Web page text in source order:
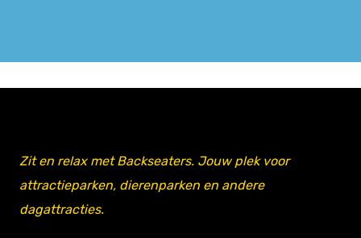
Zit en relax met Backseaters. Jouw plek voor
attractieparken, dierenparken en andere
dagattracties.